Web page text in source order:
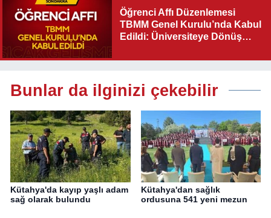
Öğrenci Affı Düzenlemesi
TBMM Genel Kurulu’nda Kabul
Edildi: Üniversiteye Dönüş
Bunlar da ilginizi çekebilir
Kütahya'da kayıp yaşlı adam
sağ olarak bulundu
Kütahya'dan sağlık
ordusuna 541 yeni mezun